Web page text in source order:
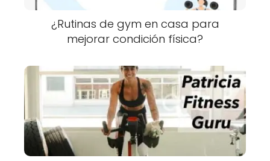
¿Rutinas de gym en casa para
mejorar condición física?